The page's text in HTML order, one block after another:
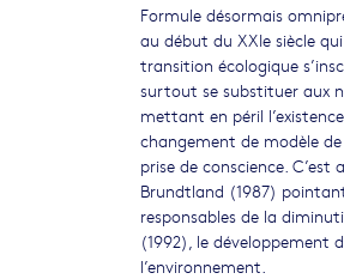
Formule désormais
au début du XXIe siècle
transition écologique
surtout se substituer aux
mettant en péril
changement de modèle
prise de conscience.
Brundtland (1987)
responsables de la
(1992), le développement
l’environnement.